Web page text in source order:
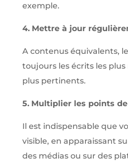
exemple.
4. Mettre à jour
A contenus équivalents,
toujours les écrits les
plus pertinents.
5. Multiplier les points
Il est indispensable que
visible, en apparaissant
des médias ou sur des